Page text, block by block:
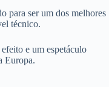
para ser um dos melhores
técnico.
e um espetáculo
Europa.